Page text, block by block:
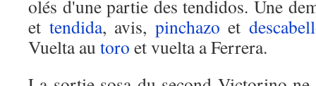
olés d'une partie des tendidos. Une
et tendida, avis, pinchazo et
Vuelta au toro et vuelta a Ferrera.